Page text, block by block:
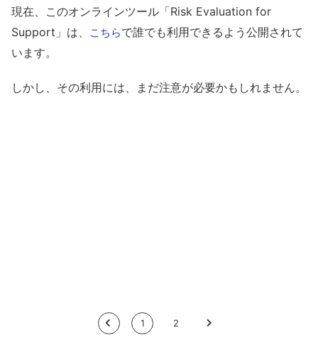
現在、このオンラインツール「Risk Evaluation for
Support」は、
こちらで誰でも利用できるよう公開されて
います。
しかし、その利用には、まだ注意が必要かもしれません。
< 1 2 >